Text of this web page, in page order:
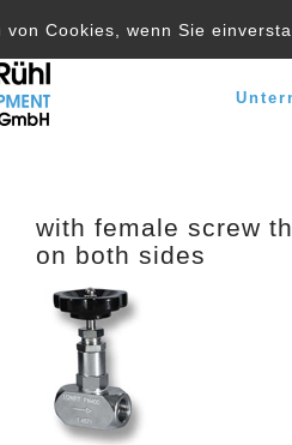
Cookies, wenn Sie
with female screw
on both sides